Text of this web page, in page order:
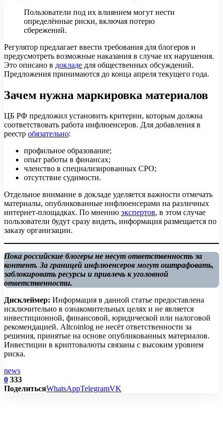
Пользователи под их влиянием могут нести
определённые риски, включая потерю
сбережений.
Регулятор предлагает ввести требования для блогеров и
предусмотреть возможные наказания в случае их нарушения.
Это описано в докладе для общественных обсуждений.
Предложения принимаются до конца апреля текущего года.
Зачем нужна маркировка материалов
ЦБ РФ предложил установить критерии, которым должна
соответствовать работа инфлюенсеров. Для добавления в
реестр обязательно:
профильное образование;
опыт работы в финансах;
членство в специализированных СРО;
отсутствие судимости.
Отдельное внимание в докладе уделяется важности отмечать
материалы, опубликованные инфлюенсерами на различных
интернет-площадках. По мнению экспертов, в этом случае
пользователи будут сразу видеть, информация размещается по
заказу организации.
Пока российские блогеры не несут ответственность за
контент. За границей инфлюенсеров могут оштрафовать,
заблокировать ресурсы и привлечь к уголовной
ответственности.
Дисклеймер: Информация в данной статье предоставлена
исключительно в ознакомительных целях и не является
инвестиционной, финансовой, юридической или налоговой
рекомендацией. Altcoinlog не несёт ответственности за
решения, принятые на основе опубликованных материалов.
Инвестиции в криптовалюты связаны с высоким уровнем
риска.
news
0 333
ПоделитьсяWhatsAppTelegramVK